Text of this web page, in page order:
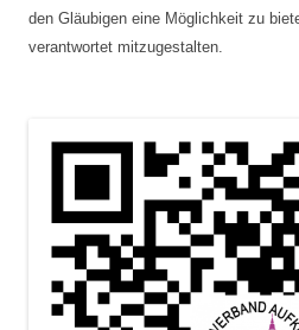
den Gläubigen eine Möglichkeit zu
verantwortet mitzugestalten.